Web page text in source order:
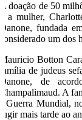
A doação de 50
e a mulher,
Danone, fundada
considerado um dos
Mauricio Botton
família de judeus
Danone, de
Champalimaud. A
I Guerra Mundial,
fugir mais tarde ao